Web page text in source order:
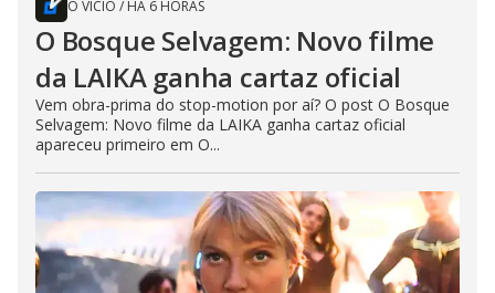
O VÍCIO / HÁ 6 HORAS
O Bosque Selvagem: Novo filme
da LAIKA ganha cartaz oficial
Vem obra-prima do stop-motion por aí? O post O Bosque
Selvagem: Novo filme da LAIKA ganha cartaz oficial
apareceu primeiro em O...